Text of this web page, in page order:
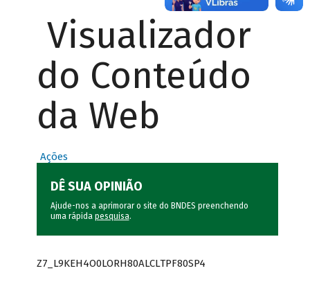
Visualizador
do Conteúdo
da Web
Ações
DÊ SUA OPINIÃO
Ajude-nos a aprimorar o site do BNDES preenchendo
uma rápida pesquisa.
Z7_L9KEH4O0LORH80ALCLTPF80SP4